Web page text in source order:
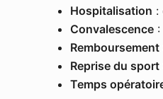
Hospitalisation :
Convalescence:
Remboursement
Reprise du sport
Temps